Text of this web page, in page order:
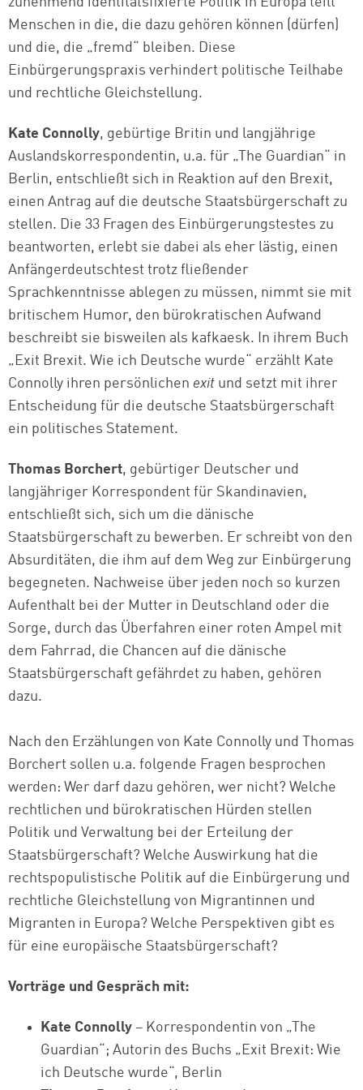
Menschen in die, die dazu gehören können (dürfen)
und die, die „fremd“ bleiben. Diese
Einbürgerungspraxis verhindert politische Teilhabe
und rechtliche Gleichstellung.
Kate Connolly, gebürtige Britin und langjährige
Auslandskorrespondentin, u.a. für „The Guardian“ in
Berlin, entschließt sich in Reaktion auf den Brexit,
einen Antrag auf die deutsche Staatsbürgerschaft zu
stellen. Die 33 Fragen des Einbürgerungstestes zu
beantworten, erlebt sie dabei als eher lästig, einen
Anfängerdeutschtest trotz fließender
Sprachkenntnisse ablegen zu müssen, nimmt sie mit
britischem Humor, den bürokratischen Aufwand
beschreibt sie bisweilen als kafkaesk. In ihrem Buch
„Exit Brexit. Wie ich Deutsche wurde“ erzählt Kate
Connolly ihren persönlichen exit und setzt mit ihrer
Entscheidung für die deutsche Staatsbürgerschaft
ein politisches Statement.
Thomas Borchert, gebürtiger Deutscher und
langjähriger Korrespondent für Skandinavien,
entschließt sich, sich um die dänische
Staatsbürgerschaft zu bewerben. Er schreibt von den
Absurditäten, die ihm auf dem Weg zur Einbürgerung
begegneten. Nachweise über jeden noch so kurzen
Aufenthalt bei der Mutter in Deutschland oder die
Sorge, durch das Überfahren einer roten Ampel mit
dem Fahrrad, die Chancen auf die dänische
Staatsbürgerschaft gefährdet zu haben, gehören
dazu.
Nach den Erzählungen von Kate Connolly und Thomas
Borchert sollen u.a. folgende Fragen besprochen
werden: Wer darf dazu gehören, wer nicht? Welche
rechtlichen und bürokratischen Hürden stellen
Politik und Verwaltung bei der Erteilung der
Staatsbürgerschaft? Welche Auswirkung hat die
rechtspopulistische Politik auf die Einbürgerung und
rechtliche Gleichstellung von Migrantinnen und
Migranten in Europa? Welche Perspektiven gibt es
für eine europäische Staatsbürgerschaft?
Vorträge und Gespräch mit:
Kate Connolly – Korrespondentin von „The
Guardian“; Autorin des Buchs „Exit Brexit: Wie
ich Deutsche wurde“, Berlin